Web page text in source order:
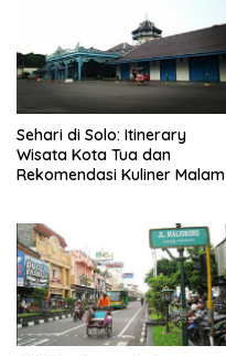
Sehari di Solo: Itinerary
Wisata Kota Tua dan
Rekomendasi Kuliner Malam